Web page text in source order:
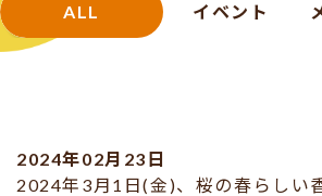
ALL イベント
2024年02月23日
2024年3月1日(金)、桜の春らしい